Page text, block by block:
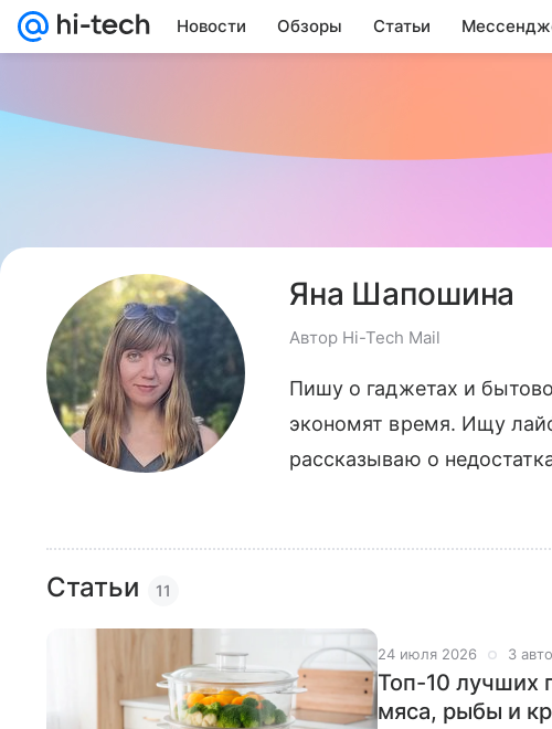
Новости Обзоры Статьи
Яна Шапошина
Автор Hi-Tech Mail
Пишу о гаджетах и
экономят время. Ищу
рассказываю о
Статьи 11
24 июля 2026 3
Топ-10 лучших
мяса, рыбы и